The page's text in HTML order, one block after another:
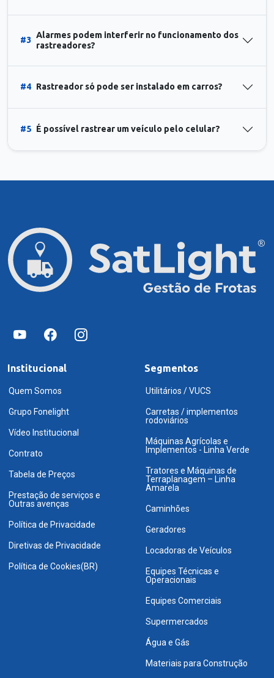
#3
Alarmes podem interferir no funcionamento dos
rastreadores?
#4 Rastreador só pode ser instalado em carros?
#5 É possível rastrear um veículo pelo celular?
Institucional
Quem Somos
Grupo Fonelight
Vídeo Institucional
Contrato
Tabela de Preços
Prestação de serviços e
Outras avenças
Política de Privacidade
Diretivas de Privacidade
Política de Cookies(BR)
Segmentos
Utilitários / VUCS
Carretas / implementos
rodoviários
Máquinas Agrícolas e
Implementos - Linha Verde
Tratores e Máquinas de
Terraplanagem – Linha
Amarela
Caminhões
Geradores
Locadoras de Veículos
Equipes Técnicas e
Operacionais
Equipes Comerciais
Supermercados
Água e Gás
Materiais para Construção